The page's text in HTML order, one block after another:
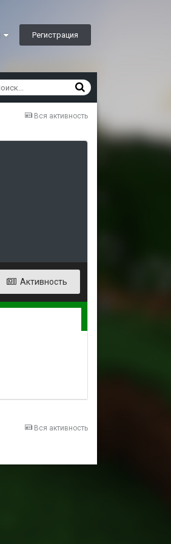
Регистрация
Вся активность
Активность
Вся активность